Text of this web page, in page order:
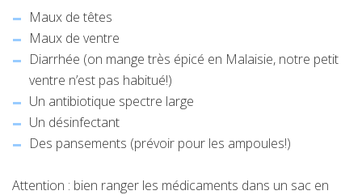
Maux de têtes
Maux de ventre
Diarrhée (on mange très épicé en Malaisie, notre petit
ventre n’est pas habitué!)
Un antibiotique spectre large
Un désinfectant
Des pansements (prévoir pour les ampoules!)
Attention : bien ranger les médicaments dans un sac en